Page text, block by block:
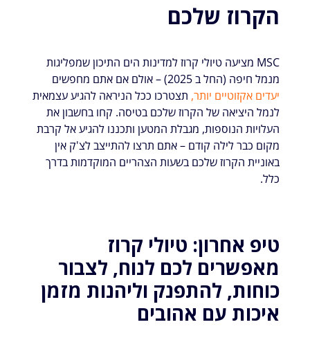
הקרוז שלכם
MSC מציעה טיולי קרוז למדינות הים התיכון שמפליגות
מנמל חיפה (החל ב 2025) – אולם אם אתם מחפשים
יעדים אקזוטיים יותר, תצטרכו ככל הניראה להגיע עצמאית
לנמל היציאה של הקרוז שלכם בטיסה. קחו בחשבון את
העלויות הנוספות, מגבלת המטען ותכננו להגיע אל קרבת
מקום כבר לילה קודם – אתם תרצו להתייצב לצ'ק אין
באוניית הקרוז שלכם בשעות הצהריים המוקדמות בדרך
כלל.
טיפ אחרון: טיולי קרוז
מאפשרים לכם לנוח, לצבור
כוחות, להתפנק וליהנות מזמן
איכות עם אהובים